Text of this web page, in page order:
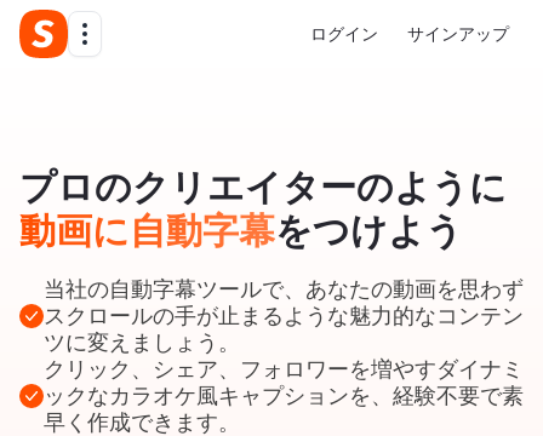
ログイン サインアップ
プロのクリエイターのように
動画に自動字幕をつけよう
当社の自動字幕ツールで、あなたの動画を思わず
スクロールの手が止まるような魅力的なコンテン
ツに変えましょう。
クリック、シェア、フォロワーを増やすダイナミ
ックなカラオケ風キャプションを、経験不要で素
早く作成できます。